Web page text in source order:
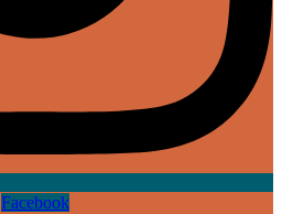
Facebook